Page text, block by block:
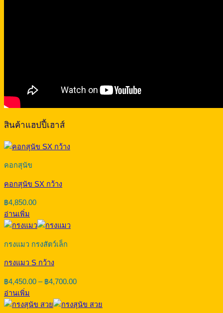
สินค้าแฮปปี้เฮาส์
คอกสุนัข
คอกสุนัข SX กว้าง
฿4,850.00
อ่านเพิ่ม
กรงแมว กรงสัตว์เล็ก
กรงแมว S กว้าง
฿4,450.00 – ฿4,700.00Price
through
อ่านเพิ่ม